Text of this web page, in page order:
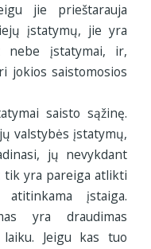
jie prieštarauja
įstatymų, jie yra
įstatymai, ir,
jokios saistomosios
saisto sąžinę.
valstybės įstatymų,
jų nevykdant
tik yra pareiga atlikti
įstaiga.
yra draudimas
Jeigu kas tuo